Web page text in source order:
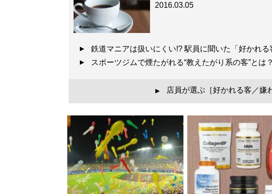
2016.03.05
鉄道マニアは扱いにくい!? 駅員に聞いた「好かれ
スポーツジムで煙たがれる“教えたがり系の客”とは
▲ 店員が選ぶ［好かれる客／嫌